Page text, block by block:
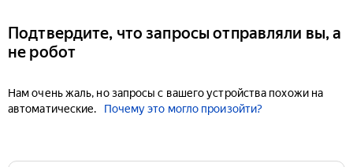
Подтвердите, что запросы отправляли вы, а
не робот
Нам очень жаль, но запросы с вашего устройства похожи на
автоматические.
Почему это могло произойти?